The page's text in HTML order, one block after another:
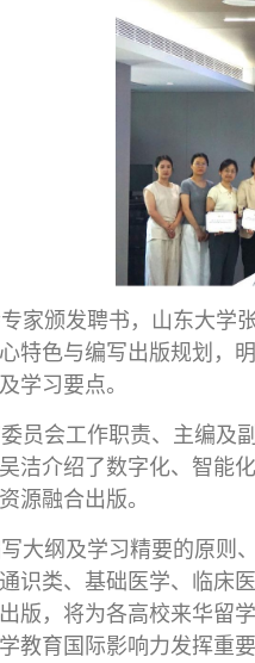
家颁发聘书，山东大学
特色与编写出版规划，
学习要点。
员会工作职责、主编及
洁介绍了数字化、智能
源融合出版。
大纲及学习精要的原则
识类、基础医学、临床
版，将为各高校来华留
教育国际影响力发挥重要